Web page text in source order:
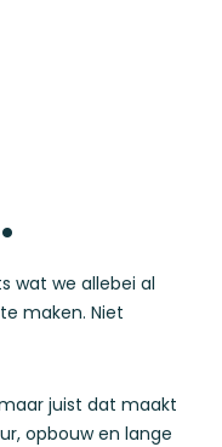
wat we allebei al
maken. Niet
juist dat maakt
opbouw en lange